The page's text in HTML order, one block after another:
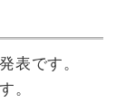
表です。
。